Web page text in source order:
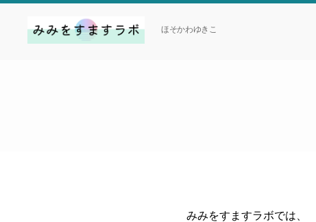
ほそかわゆきこ
みみをすますラボでは、